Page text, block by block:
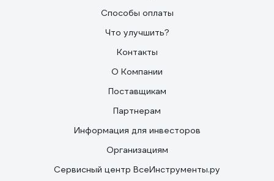
Способы оплаты
Что улучшить?
Контакты
О Компании
Поставщикам
Партнерам
Информация для инвесторов
Организациям
Сервисный центр ВсеИнструменты.ру